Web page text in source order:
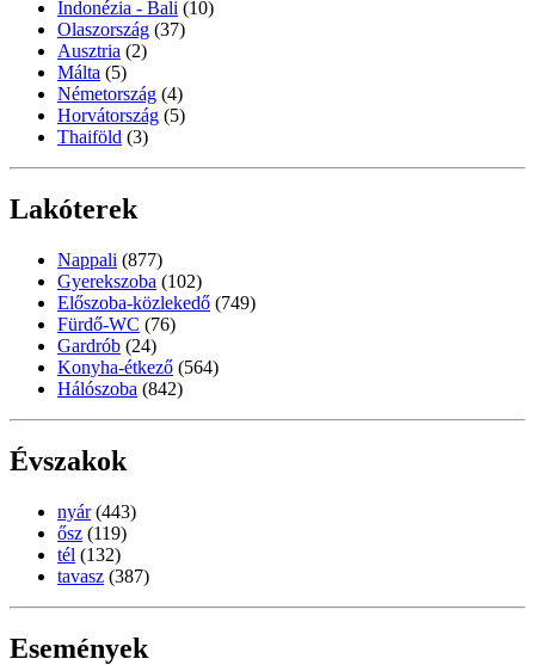
Indonézia - Bali (10)
Olaszország (37)
Ausztria (2)
Málta (5)
Németország (4)
Horvátország (5)
Thaiföld (3)
Lakóterek
Nappali (877)
Gyerekszoba (102)
Előszoba-közlekedő (749)
Fürdő-WC (76)
Gardrób (24)
Konyha-étkező (564)
Hálószoba (842)
Évszakok
nyár (443)
ősz (119)
tél (132)
tavasz (387)
Események